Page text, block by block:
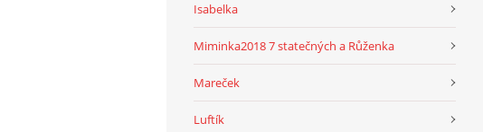
Isabelka
Miminka2018 7 statečných a Růženka
Mareček
Luftík